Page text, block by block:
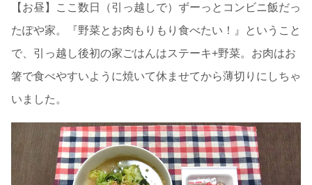
【お昼】ここ数日（引っ越しで）ずーっとコンビニ飯だっ
たぽや家。『野菜とお肉もりもり食べたい！』ということ
で、引っ越し後初の家ごはんはステーキ+野菜。お肉はお
箸で食べやすいように焼いて休ませてから薄切りにしちゃ
いました。